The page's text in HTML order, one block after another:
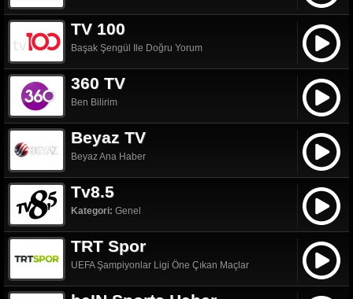
TV 100
Başak Şengül Ile Doğru Yorum
360 TV
Ben Bilirim
Beyaz TV
Beyaz Ana Haber
Tv8.5
Kategori: Genel
TRT Spor
UEFA Şampiyonlar Ligi Öne Çıkan Maçlar